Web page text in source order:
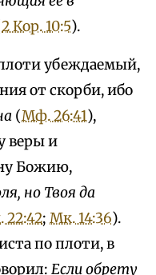
2 Кор. 10:5).
убеждаемый,
от скорби, ибо
(Мф. 26:41),
веры и
Божию,
но Твоя да
22:42; Мк. 14:36).
по плоти, в
Если обрету